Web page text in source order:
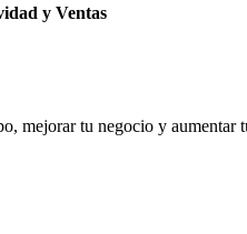
y Ventas
mejorar tu negocio y aumentar